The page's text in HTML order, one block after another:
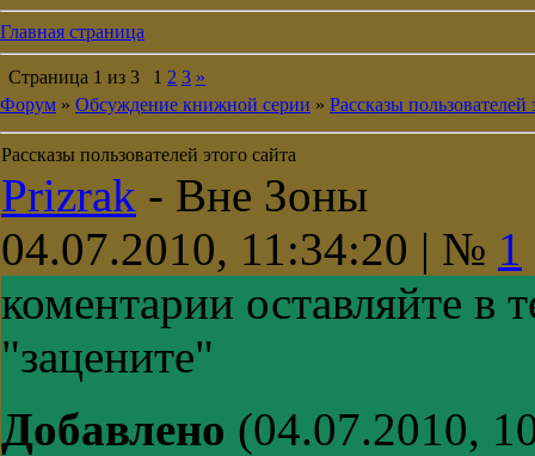
Главная страница
Страница 1 из 3 1 2 3 »
Форум » Обсуждение книжной серии » Рассказы пользователей
Рассказы пользователей этого сайта
Prizrak - Вне Зоны
04.07.2010, 11:34:20 | № 1
коментарии оставляйте в
"зацените"
Добавлено (04.07.2010,